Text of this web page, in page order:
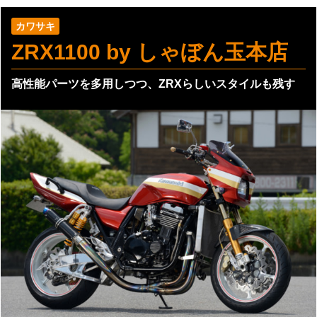
カワサキ
ZRX1100 by しゃぼん玉本店
高性能パーツを多用しつつ、ZRXらしいスタイルも残す